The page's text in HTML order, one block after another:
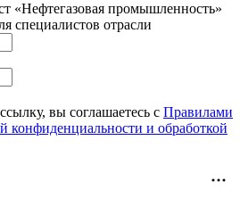
«Нефтегазовая промышленность»
специалистов отрасли
вы соглашаетесь с Правилами
конфиденциальности и обработкой